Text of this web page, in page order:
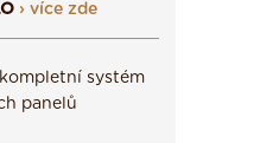
› více zde
systém
panelů